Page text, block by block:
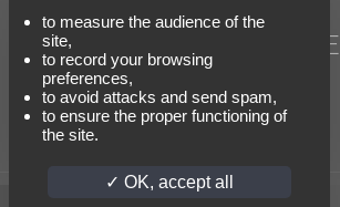
NOUS SUIVRE
to measure the audience of the
site,
to record your browsing
preferences,
to avoid attacks and send spam,
to ensure the proper functioning of
the site.
OK, accept all